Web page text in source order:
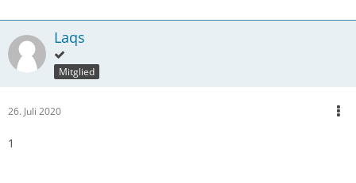
Laqs
Mitglied
26. Juli 2020
1